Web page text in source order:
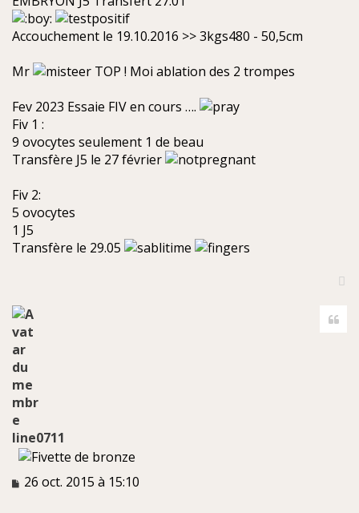
Accouchement le 19.10.2016 >> 3kgs480 - 50,5cm
Mr
TOP ! Moi ablation des 2 trompes
Fev 2023 Essaie FIV en cours ….
Fiv 1 :
9 ovocytes seulement 1 de beau
Transfère J5 le 27 février
Fiv 2:
5 ovocytes
1 J5
Transfère le 29.05
line0711
M
26 oct. 2015 à 15:10